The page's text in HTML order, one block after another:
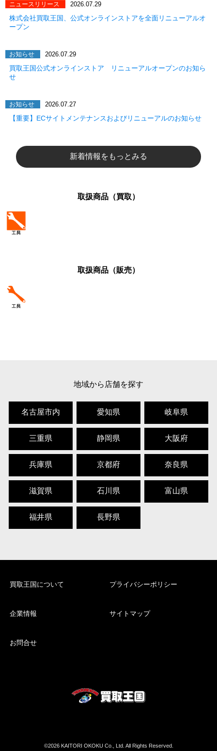
ニュースリリース 2026.07.29
株式会社買取王国、公式オンラインストアを全面リニューアルオ
ープン
お知らせ 2026.07.29
買取王国公式オンラインストア リニューアルオープンのお知ら
せ
お知らせ 2026.07.27
【重要】ECサイトメンテナンスおよびリニューアルのお知らせ
新着情報をもっとみる
取扱商品（買取）
取扱商品（販売）
地域から店舗を探す
名古屋市内 愛知県 岐阜県
三重県 静岡県 大阪府
兵庫県 京都府 奈良県
滋賀県 石川県 富山県
福井県 長野県
買取王国について プライバシーポリシー
企業情報 サイトマップ
お問合せ
©2026 KAITORI OKOKU Co., Ltd. All Rights Reserved.